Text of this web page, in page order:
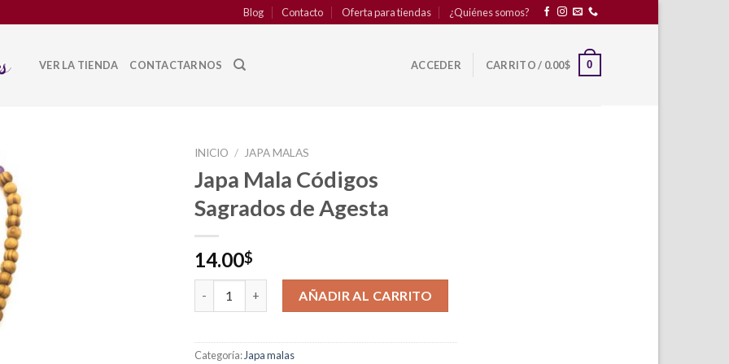
Blog Contacto Oferta para tiendas ¿Quiénes somos?
VER LA TIENDA CONTACTARNOS ACCEDER CARRITO / 0.00$ 0
INICIO / JAPA MALAS
Japa Mala Códigos
Sagrados de Agesta
14.00$
Japa Mala Códigos Sagrados de Agesta cantidad
AÑADIR AL CARRITO
Categoría: Japa malas